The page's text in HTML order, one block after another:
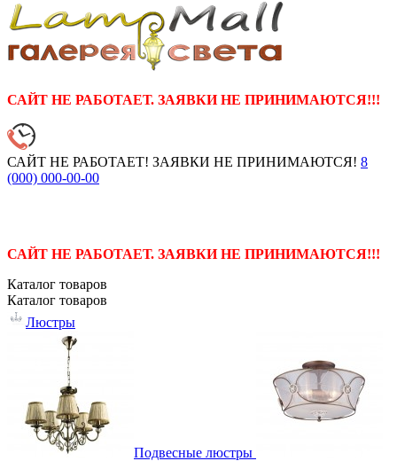
САЙТ НЕ РАБОТАЕТ. ЗАЯВКИ НЕ ПРИНИМАЮТСЯ!!!
САЙТ НЕ РАБОТАЕТ! ЗАЯВКИ НЕ ПРИНИМАЮТСЯ! 8
(000) 000-00-00
САЙТ НЕ РАБОТАЕТ. ЗАЯВКИ НЕ ПРИНИМАЮТСЯ!!!
Каталог товаров
Каталог товаров
Люстры
Подвесные люстры